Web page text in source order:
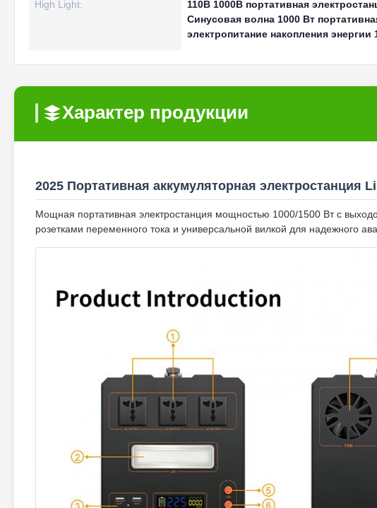
High Light: 110В 1000В портативная
Синусовая волна 1000 Вт
электропитание накопления энергии
Характер продукции
2025 Портативная аккумуляторная электростанция
Мощная портативная электростанция мощностью 1000/1500 Вт с
розетками переменного тока и универсальной вилкой для надежного